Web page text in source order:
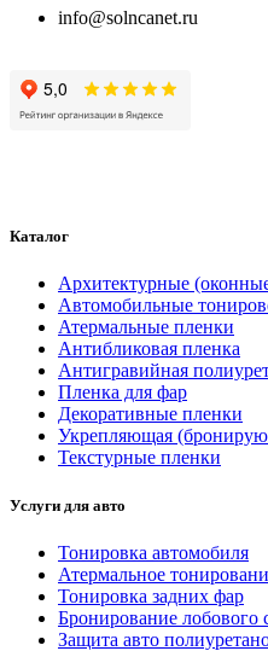
info@solncanet.ru
Каталог
Архитектурные
Автомобильные
Атермальные пленки
Антибликовая пленка
Антигравийная
Пленка для фар
Декоративные пленки
Укрепляющая
Текстурные пленки
Услуги для авто
Тонировка автомобиля
Атермальное
Тонировка задних фар
Бронирование лобового
Защита авто